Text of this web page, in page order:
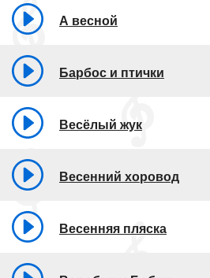
А весной
Барбос и птички
Весёлый жук
Весенний хоровод
Весенняя пляска